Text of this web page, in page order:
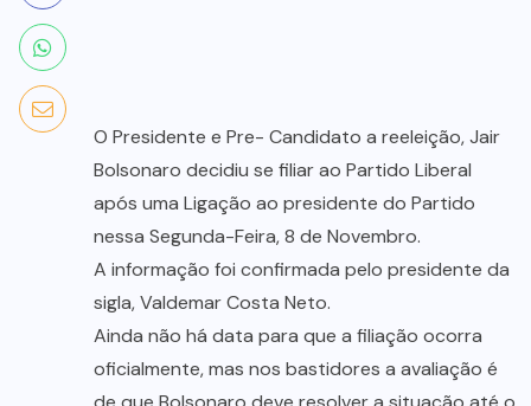
O Presidente e Pre- Candidato a reeleição, Jair
Bolsonaro decidiu se filiar ao Partido Liberal
após uma Ligação ao presidente do Partido
nessa Segunda-Feira, 8 de Novembro.
A informação foi confirmada pelo presidente da
sigla, Valdemar Costa Neto.
Ainda não há data para que a filiação ocorra
oficialmente, mas nos bastidores a avaliação é